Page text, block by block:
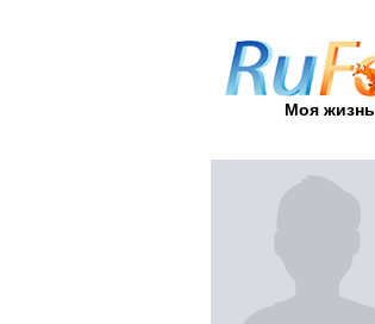
Моя жизнь